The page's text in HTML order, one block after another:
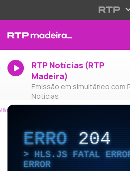
RTP Notícias (RTP
Madeira)
Emissão em simultâneo com
Notícias
ERRO204
HLS.JS FATAL
ERROR